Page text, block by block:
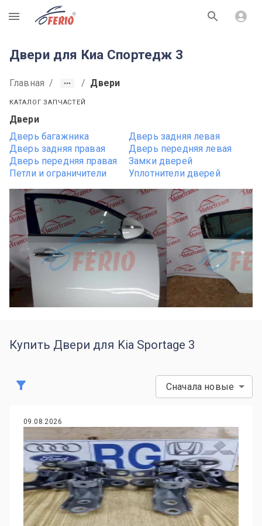
R
Двери для Киа Cпортедж 3
Главная / / Двери
КАТАЛОГ ЗАПЧАСТЕЙ
Двери
Дверь багажника
Дверь задняя левая
Дверь задняя правая
Дверь передняя левая
Дверь передняя правая
Замки дверей
Петли и ограничители
Уплотнители дверей
Купить Двери для Kia Sportage 3
Сначала новые
09.08.2026